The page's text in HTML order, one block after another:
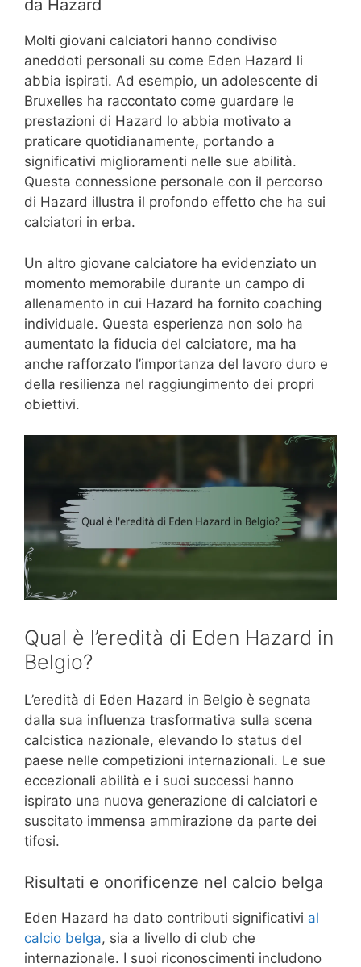
da Hazard
Molti giovani calciatori hanno condiviso
aneddoti personali su come Eden Hazard li
abbia ispirati. Ad esempio, un adolescente di
Bruxelles ha raccontato come guardare le
prestazioni di Hazard lo abbia motivato a
praticare quotidianamente, portando a
significativi miglioramenti nelle sue abilità.
Questa connessione personale con il percorso
di Hazard illustra il profondo effetto che ha sui
calciatori in erba.
Un altro giovane calciatore ha evidenziato un
momento memorabile durante un campo di
allenamento in cui Hazard ha fornito coaching
individuale. Questa esperienza non solo ha
aumentato la fiducia del calciatore, ma ha
anche rafforzato l’importanza del lavoro duro e
della resilienza nel raggiungimento dei propri
obiettivi.
Qual è l’eredità di Eden Hazard in
Belgio?
L’eredità di Eden Hazard in Belgio è segnata
dalla sua influenza trasformativa sulla scena
calcistica nazionale, elevando lo status del
paese nelle competizioni internazionali. Le sue
eccezionali abilità e i suoi successi hanno
ispirato una nuova generazione di calciatori e
suscitato immensa ammirazione da parte dei
tifosi.
Risultati e onorificenze nel calcio belga
Eden Hazard ha dato contributi significativi al
calcio belga, sia a livello di club che
internazionale. I suoi riconoscimenti includono